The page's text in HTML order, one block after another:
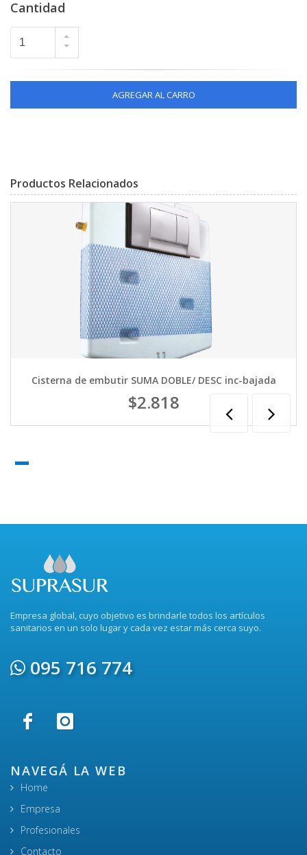
Cantidad
AGREGAR AL CARRO
Productos Relacionados
Cisterna de embutir SUMA DOBLE/ DESC inc-bajada
$2.818
Empresa global, cuyo objetivo es brindarle todos los artículos
sanitarios en un solo lugar y cada vez estar más cerca suyo.
095 716 774
NAVEGÁ LA WEB
Home
Empresa
Profesionales
Contacto